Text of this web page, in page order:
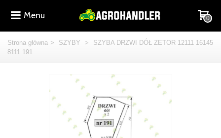
Menu 0
Strona główna > SZYBY >
SZYBA DRZWI DÓŁ ZETOR 12111 16145
8111 191